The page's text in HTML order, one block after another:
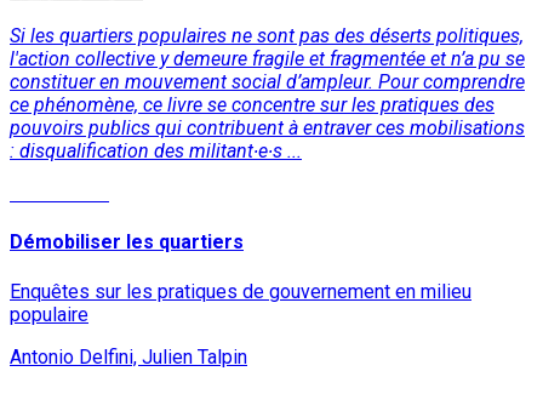
Si les quartiers populaires ne sont pas des déserts politiques,
l'action collective y demeure fragile et fragmentée et n’a pu se
constituer en mouvement social d’ampleur. Pour comprendre
ce phénomène, ce livre se concentre sur les pratiques des
pouvoirs publics qui contribuent à entraver ces mobilisations
: disqualification des militant∙e∙s ...
Démobiliser les quartiers
Enquêtes sur les pratiques de gouvernement en milieu
populaire
Antonio Delfini, Julien Talpin